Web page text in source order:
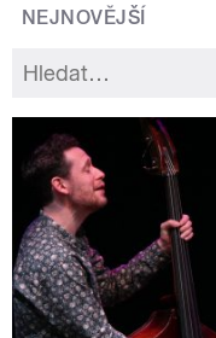
NEJNOVĚJŠÍ